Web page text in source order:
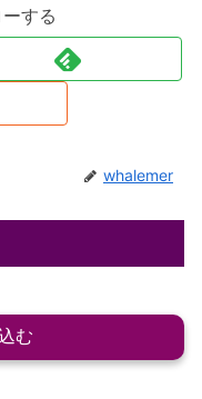
する
whalemer
む